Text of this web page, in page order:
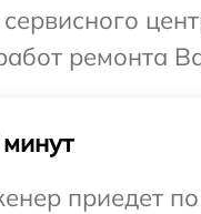
ремонта
приедет